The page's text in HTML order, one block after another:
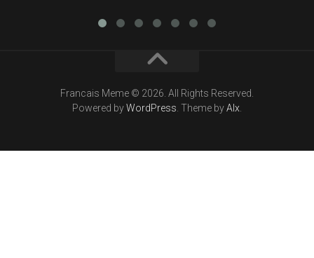
Francais Meme © 2026. All Rights Reserved.
Powered byWordPress. Theme byAlx.